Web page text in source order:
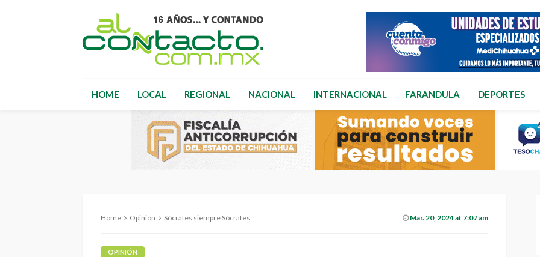
HOME LOCAL REGIONAL NACIONAL INTERNACIONAL FARANDULA DEPORTES
Home Opinión Sócrates siempre Sócrates Mar. 20, 2024 at 7:07 am
OPINIÓN